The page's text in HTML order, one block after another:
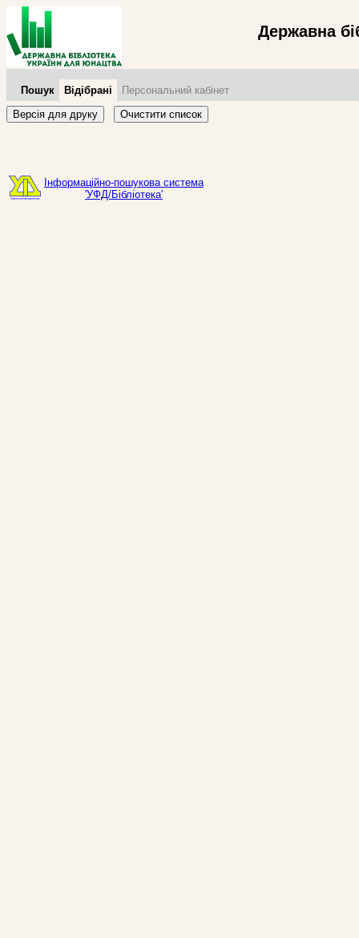
Державна
Пошук Відібрані
Персональний кабінет
Версія для друку
Очистити список
Інформаційно-пошукова система
'УФД/Бібліотека'